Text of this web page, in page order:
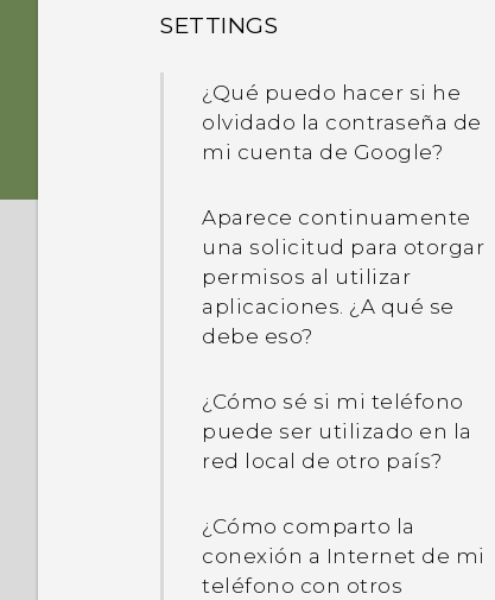
que quepa en mi
¿Cuáles son las novedades
y las modificaciones en el
Al formatear mi tarjeta de
almacenamiento para su
uso como
almacenamiento interno,
indica que la tarjeta está
lenta. ¿A qué se debe eso?
¿Cómo configuro la
predeterminada?
SETTINGS
¿Qué puedo hacer si he
olvidado la contraseña de
mi cuenta de Google?
Aparece continuamente
una solicitud para otorgar
permisos al utilizar
aplicaciones. ¿A qué se
debe eso?
¿Cómo sé si mi teléfono
puede ser utilizado en la
red local de otro país?
¿Cómo comparto la
conexión a Internet de mi
teléfono con otros